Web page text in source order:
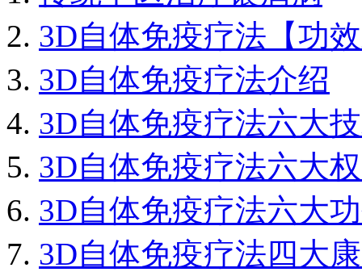
3D自体免疫疗法【功
3D自体免疫疗法介绍
3D自体免疫疗法六大
3D自体免疫疗法六大
3D自体免疫疗法六大
3D自体免疫疗法四大